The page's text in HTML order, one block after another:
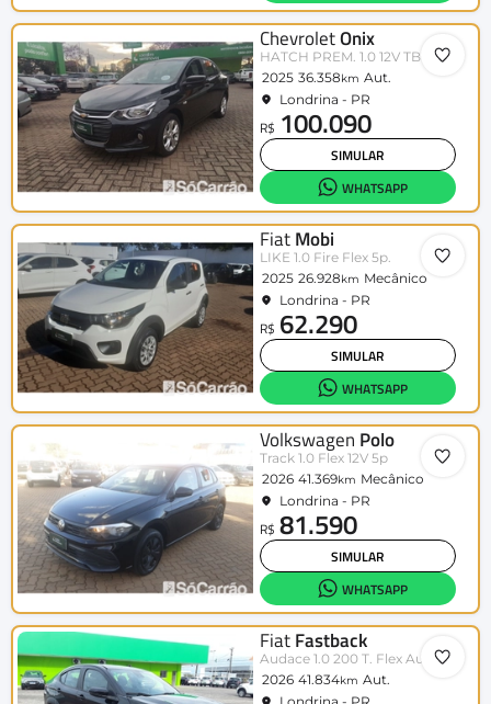
ChevroletOnix
HATCH PREM. 1.0 12V TB Flex 5p Aut.
2025 36.358km Aut.
Londrina - PR
R$ 100.090
SIMULAR
WHATSAPP
Fiat Mobi
LIKE 1.0 Fire Flex 5p.
2025 26.928km Mecânico
Londrina - PR
R$ 62.290
SIMULAR
WHATSAPP
Volkswagen Polo
Track 1.0 Flex 12V 5p
2026 41.369km Mecânico
Londrina - PR
R$ 81.590
SIMULAR
WHATSAPP
Fiat Fastback
Audace 1.0 200 T. Flex Aut
2026 41.834km Aut.